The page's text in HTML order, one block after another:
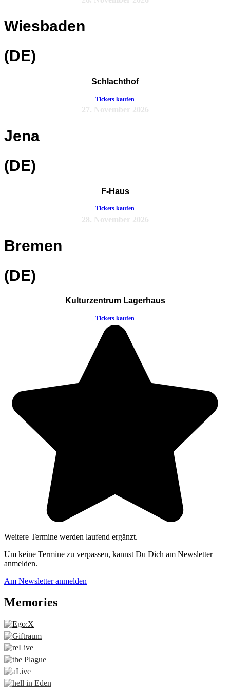
Wiesbaden
(DE)
Schlachthof
Tickets kaufen
27. November 2026
Jena
(DE)
F-Haus
Tickets kaufen
28. November 2026
Bremen
(DE)
Kulturzentrum Lagerhaus
Tickets kaufen
Weitere Termine werden laufend ergänzt.
Um keine Termine zu verpassen, kannst Du Dich am Newsletter
anmelden.
Am Newsletter anmelden
Memories